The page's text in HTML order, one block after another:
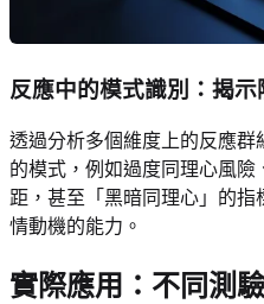
反應中的模式識別：揭
透過分析多個維度上的反應
的模式，例如過度同理心風
距，甚至「黑暗同理心」的
情動機的能力。
實際應用：不同測